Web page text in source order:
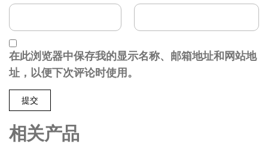
在此浏览器中保存我的显示名称、邮箱地址和网站地
址，以便下次评论时使用。
相关产品